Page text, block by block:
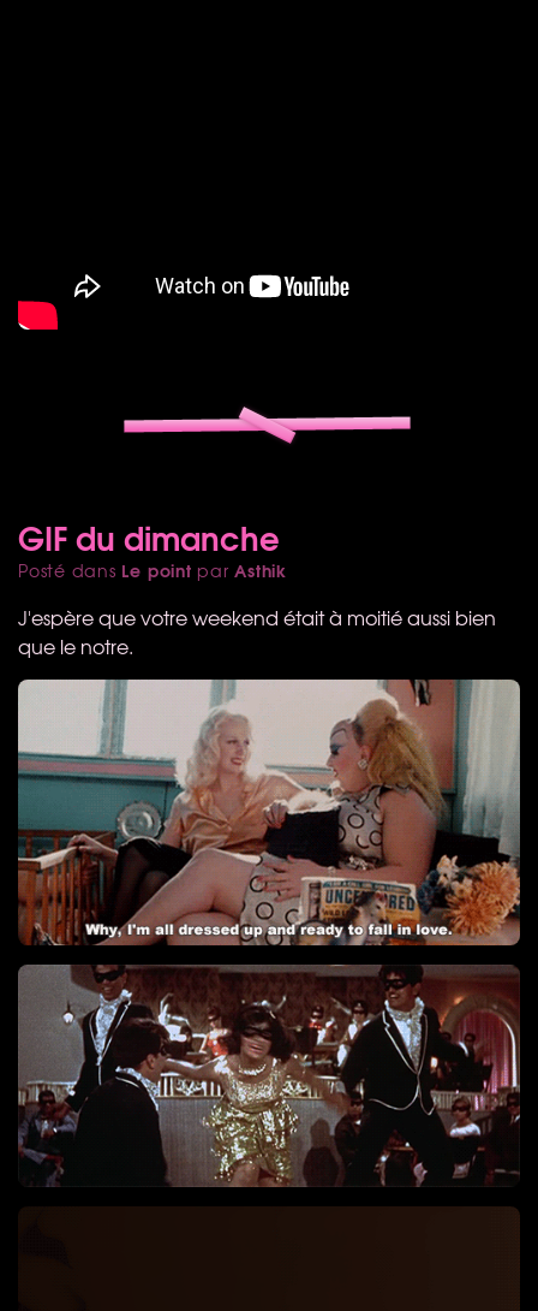
GIF du dimanche
Posté dans Le point parAsthik
J'espère que votre weekend était à moitié aussi bien
que le notre.